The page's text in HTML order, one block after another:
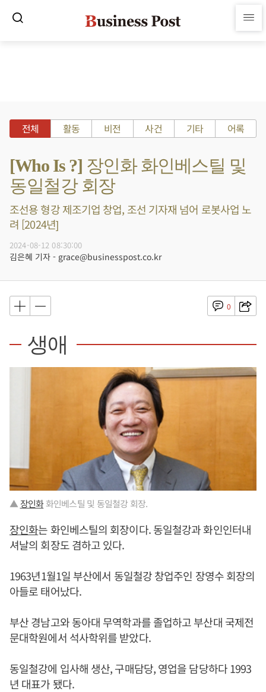
전체 활동 비전 사건 기타 어록
[Who Is ?] 장인화 화인베스틸 및
동일철강 회장
조선용 형강 제조기업 창업, 조선 기자재 넘어 로봇사업 노
려 [2024년]
2024-08-12 08:30:00
김은혜 기자 - grace@businesspost.co.kr
0
생애
▲ 장인화화인베스틸 및 동일철강 회장.
장인화는 화인베스틸의 회장이다. 동일철강과 화인인터내
셔날의 회장도 겸하고 있다.
1963년1월1일 부산에서 동일철강 창업주인 장영수 회장의
아들로 태어났다.
부산 경남고와 동아대 무역학과를 졸업하고 부산대 국제전
문대학원에서 석사학위를 받았다.
동일철강에 입사해 생산, 구매담당, 영업을 담당하다 1993
년 대표가 됐다.